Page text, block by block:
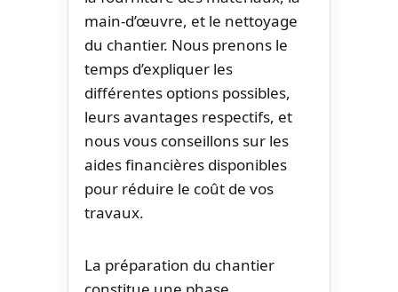
main-d’œuvre, et le nettoyage
du chantier. Nous prenons le
temps d’expliquer les
différentes options possibles,
leurs avantages respectifs, et
nous vous conseillons sur les
aides financières disponibles
pour réduire le coût de vos
travaux.
La préparation du chantier